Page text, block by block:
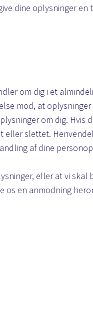
dine oplysninger
om dig i et
mod, at oplysninger
om dig. Hvis
eller slettet.
af dine
eller at vi skal
os en anmodning